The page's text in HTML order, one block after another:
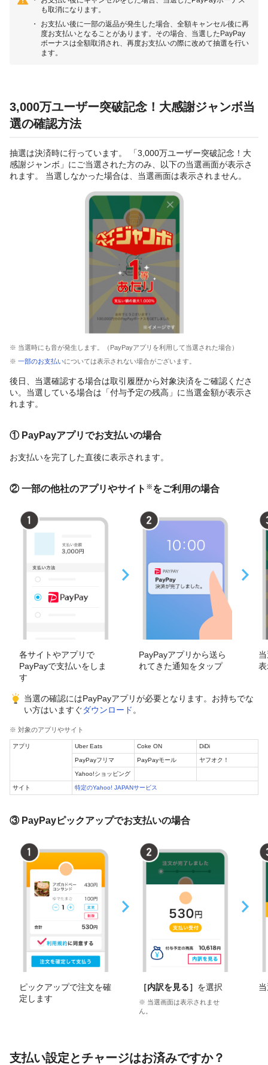
も取消になります。
お支払い後に一部の返品が発生した場合、全額キャンセル後に再
度お支払いとなることがあります。その場合、当選したPayPay
ボーナスは全額取消され、再度お支払いの際に改めて抽選を行い
ます。
3,000万ユーザー突破記念！大感謝ジャンボ当
選の確認方法
抽選は決済時に行っています。 「3,000万ユーザー突破記念！大
感謝ジャンボ」にご当選された方のみ、以下の当選画面が表示さ
れます。 当選しなかった場合は、当選画面は表示されません。
※ 当選時にも音が発生します。（PayPayアプリを利用して当選された場合）
※ 一部のお支払いについては表示されない場合がございます。
後日、当選確認する場合は取引履歴から対象決済をご確認くださ
い。当選している場合は「付与予定の残高」に当選金額が表示さ
れます。
① PayPayアプリでお支払いの場合
お支払いを完了した直後に表示されます。
② 一部の他社のアプリやサイト ※をご利用の場合
各サイトやアプリで
PayPayで支払いをしま
す
PayPayアプリから送ら
れてきた通知をタップ
当選の確認にはPayPayアプリが必要となります。お持ちでな
い方はいますぐダウンロード 。
※ 対象のアプリやサイト
アプリ Uber Eats Coke ON DiDi
PayPayフリマ PayPayモール ヤフオク！
Yahoo!ショッピング
サイト 特定のYahoo! JAPANサービス
③ PayPayピックアップでお支払いの場合
ピックアップで注文を確
定します
［内訳を見る］ を選択
※ 当選画面は表示されませ
ん。
支払い設定とチャージはお済みですか？